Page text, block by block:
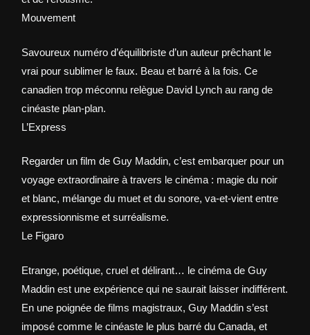
Mouvement
Savoureux numéro d’équilibriste d’un auteur prêchant le
vrai pour sublimer le faux. Beau et barré à la fois. Ce
canadien trop méconnu relègue David Lynch au rang de
cinéaste plan-plan.
L’Express
Regarder un film de Guy Maddin, c’est embarquer pour un
voyage extraordinaire à travers le cinéma : magie du noir
et blanc, mélange du muet et du sonore, va-et-vient entre
expressionnisme et surréalisme.
Le Figaro
Etrange, poétique, cruel et délirant… le cinéma de Guy
Maddin est une expérience qui ne saurait laisser indifférent.
En une poignée de films magistraux, Guy Maddin s’est
imposé comme le cinéaste le plus barré du Canada, et